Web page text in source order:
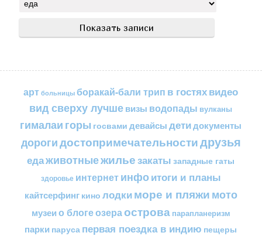
арт больницы боракай-бали трип в гостяхвидео
вид сверху лучшевизы водопады вулканы
гималаи горы госвами девайсы детидокументы
дорогидостопримечательностидрузья
едаживотныежильезакаты западные гаты
здоровье интернетинфоитоги и планы
кайтсерфинг кино лодкиморе и пляжимото
музеи о блогеозераострова парапланеризм
парки паруса первая поездка в индию пещеры